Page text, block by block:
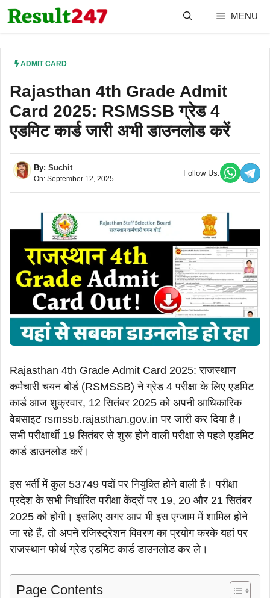
Skip
to
MENU
ADMIT CARD
Rajasthan 4th Grade Admit
Card 2025: RSMSSB ग्रेड 4
एडमिट कार्ड जारी अभी डाउनलोड करें
By: Suchit
On: September 12, 2025
Follow Us:
Rajasthan 4th Grade Admit Card 2025: राजस्थान
कर्मचारी चयन बोर्ड (RSMSSB) ने ग्रेड 4 परीक्षा के लिए एडमिट
कार्ड आज शुक्रवार, 12 सितंबर 2025 को अपनी आधिकारिक
वेबसाइट rsmssb.rajasthan.gov.in पर जारी कर दिया है।
सभी परीक्षार्थी 19 सितंबर से शुरू होने वाली परीक्षा से पहले एडमिट
कार्ड डाउनलोड करें।
इस भर्ती में कुल 53749 पदों पर नियुक्ति होने वाली है। परीक्षा
प्रदेश के सभी निर्धारित परीक्षा केंद्रों पर 19, 20 और 21 सितंबर
2025 को होगी। इसलिए अगर आप भी इस एग्जाम में शामिल होने
जा रहे हैं, तो अपने रजिस्ट्रेशन विवरण का प्रयोग करके यहां पर
राजस्थान फोर्थ ग्रेड एडमिट कार्ड डाउनलोड कर ले।
Page Contents